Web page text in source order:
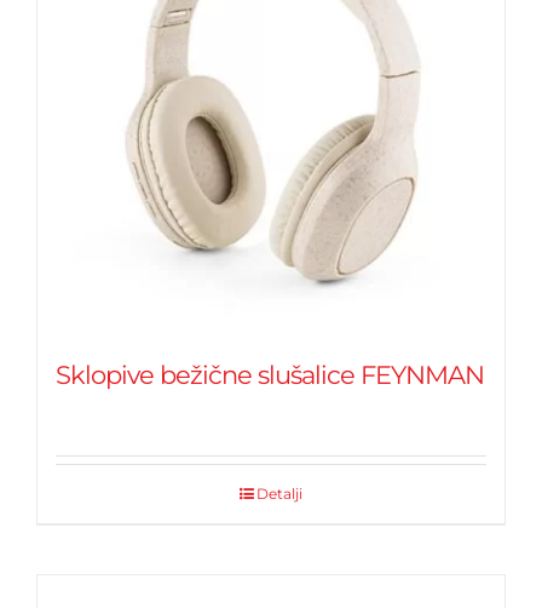
Sklopive bežične slušalice FEYNMAN
Detalji